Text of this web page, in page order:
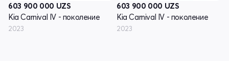
603 900 000 UZS
Kia Carnival IV - поколение
2023
603 900 000 UZS
Kia Carnival IV - поколение
2023